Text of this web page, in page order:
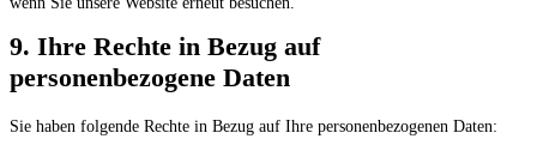
9. Ihre Rechte in Bezug auf
personenbezogene Daten
Sie haben folgende Rechte in Bezug auf Ihre personenbezogenen Daten: